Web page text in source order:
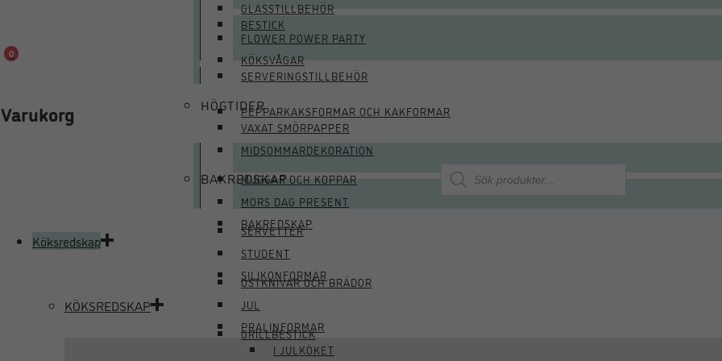
BESTICK
SERVERINGSTILLBEHÖR
VAXAT SMÖRPAPPER
MUGGAR OCH KOPPAR
SERVETTER
OSTKNIVAR OCH BRÄDOR
GRILLBESTICK
GLASSTILLBEHÖR
KÖKSVÅGAR
PEPPARKAKSFORMAR OCH KAKFORMAR
BAKREDSKAP
BAKREDSKAP
SILIKONFORMAR
PRALINFORMAR
FLOWER POWER PARTY
HÖGTIDER
MIDSOMMARDEKORATION
MORS DAG PRESENT
STUDENT
JUL
I JULKÖKET
0
Varukorg
Produktsökning
Köksredskap
KÖKSREDSKAP